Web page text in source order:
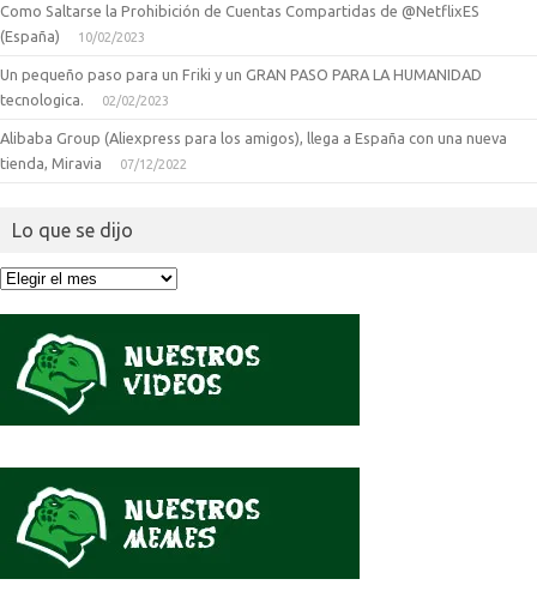
Como Saltarse la Prohibición de Cuentas Compartidas de @NetflixES
(España)
10/02/2023
Un pequeño paso para un Friki y un GRAN PASO PARA LA HUMANIDAD
tecnologica.
02/02/2023
Alibaba Group (Aliexpress para los amigos), llega a España con una nueva
tienda, Miravia
07/12/2022
Lo que se dijo
Lo